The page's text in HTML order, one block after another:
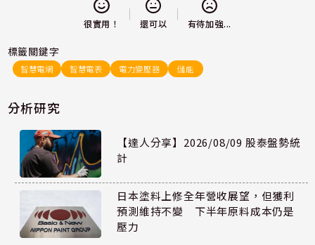
很實用！ 還可以 有待加強...
標籤關鍵字
智慧電網 智慧電表 電力變壓器 儲能
分析研究
【達人分享】2026/08/09 股泰盤勢統
計
日本塗料上修全年營收展望，但獲利
預測維持不變 下半年原料成本仍是
壓力